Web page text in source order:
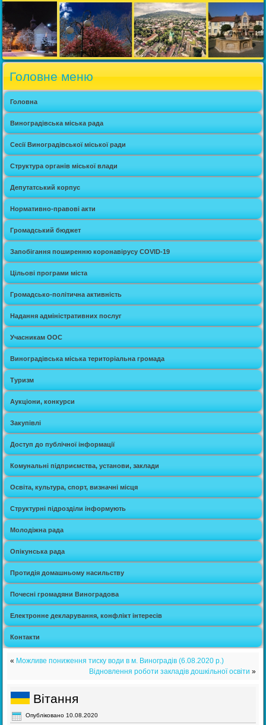
Головне меню
Головна
Виноградівська міська рада
Сесії Виноградівської міської ради
Структура органів міської влади
Депутатський корпус
Нормативно-правові акти
Громадський бюджет
Запобігання поширенню коронавірусу COVID-19
Цільові програми міста
Громадсько-політична активність
Надання адміністративних послуг
Учасникам ООС
Виноградівська міська територіальна громада
Туризм
Аукціони, конкурси
Закупівлі
Доступ до публічної інформації
Комунальні підприємства, установи, заклади
Освіта, культура, спорт, визначні місця
Структурні підрозділи інформують
Молодіжна рада
Опікунська рада
Протидія домашньому насильству
Почесні громадяни Виноградова
Електронне декларування, конфлікт інтересів
Контакти
« Можливе пониження тиску води в м. Виноградів (6.08.2020 р.)
Відновлення роботи закладів дошкільної освіти »
Вітання
Опубліковано 10.08.2020